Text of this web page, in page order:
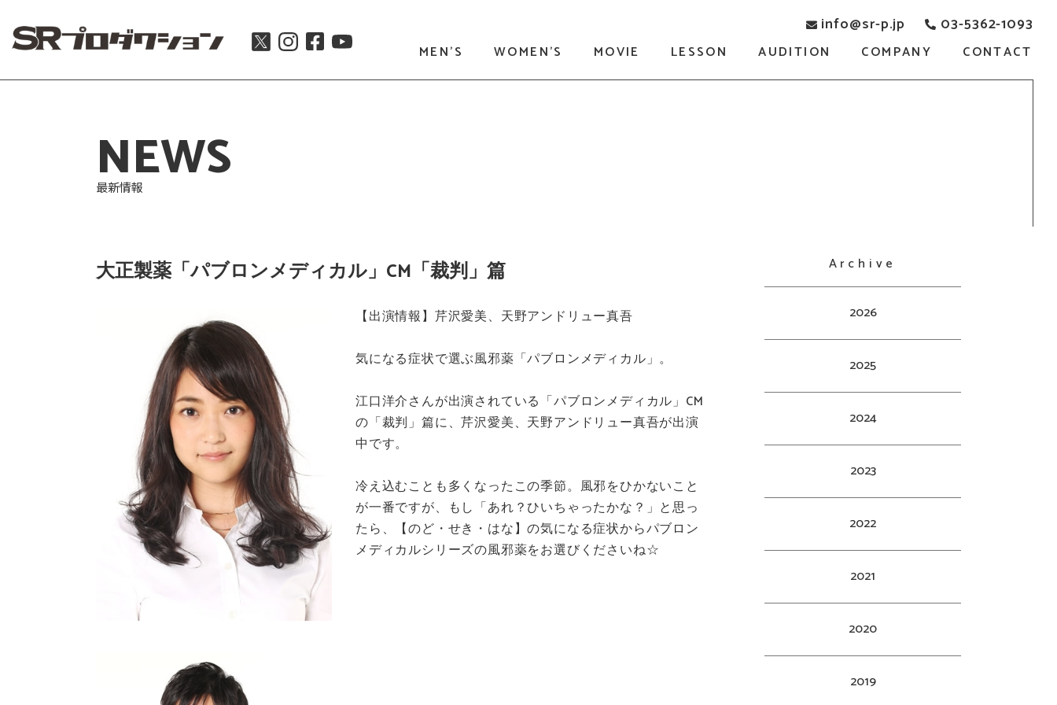
info@sr-p.jp 03-5362-1093
MEN'S WOMEN'S MOVIE LESSON AUDITION COMPANY CONTACT
NEWS
最新情報
大正製薬「パブロンメディカル」CM「裁判」篇
【出演情報】芹沢愛美、天野アンドリュー真吾
気になる症状で選ぶ風邪薬「パブロンメディカル」。
江口洋介さんが出演されている「パブロンメディカル」CM
の「裁判」篇に、芹沢愛美、天野アンドリュー真吾が出演
中です。
冷え込むことも多くなったこの季節。風邪をひかないこと
が一番ですが、もし「あれ？ひいちゃったかな？」と思っ
たら、【のど・せき・はな】の気になる症状からパブロン
メディカルシリーズの風邪薬をお選びくださいね☆
Archive
2026
2025
2024
2023
2022
2021
2020
2019